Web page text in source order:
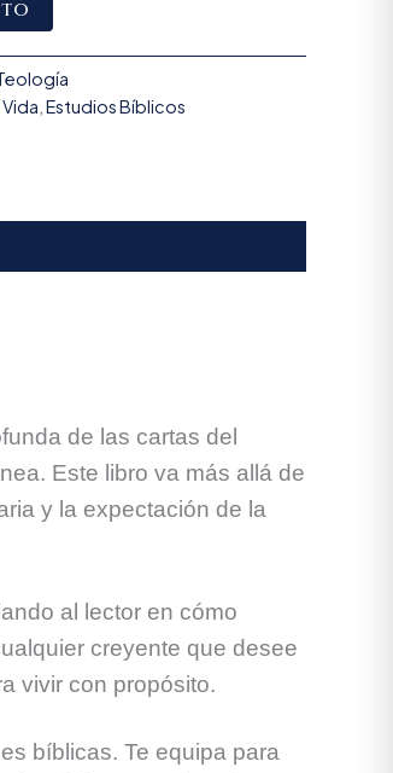
,Estudios Bíblicos
de las cartas del
Este libro va más allá de
y la expectación de la
al lector en cómo
creyente que desee
vivir con propósito.
bíblicas. Te equipa para